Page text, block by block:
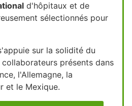
d'hôpitaux et de
sélectionnés pour
sur la solidité du
présents dans
l'Allemagne, la
et le Mexique.